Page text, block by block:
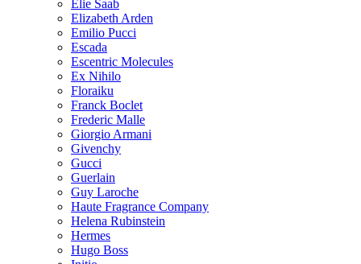
Elie Saab
Elizabeth Arden
Emilio Pucci
Escada
Escentric Molecules
Ex Nihilo
Floraiku
Franck Boclet
Frederic Malle
Giorgio Armani
Givenchy
Gucci
Guerlain
Guy Laroche
Haute Fragrance Company
Helena Rubinstein
Hermes
Hugo Boss